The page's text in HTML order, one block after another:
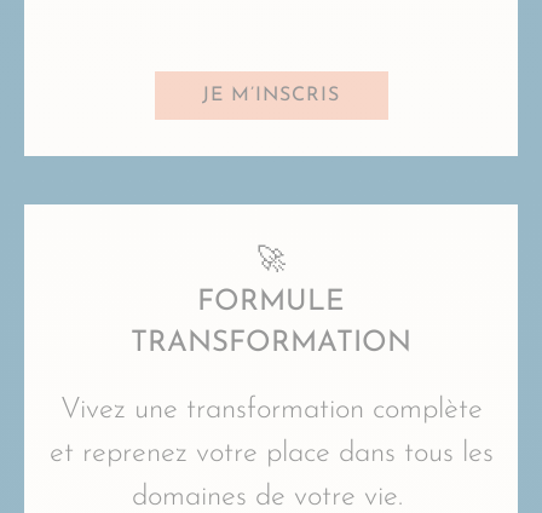
JE M’INSCRIS
🚀
FORMULE
TRANSFORMATION
Vivez une transformation complète
et reprenez votre place dans tous les
domaines de votre vie.